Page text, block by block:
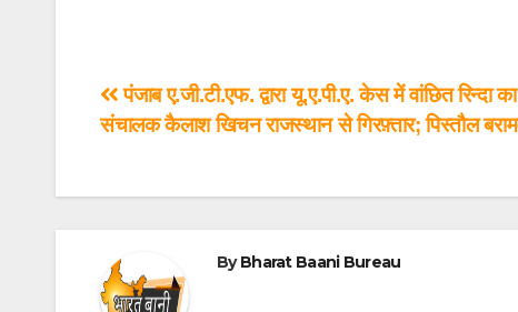
पंजाब ए.जी.टी.एफ. द्वारा यू.ए.पी.ए. केस में वांछित रिन्दा
संचालक कैलाश खिचन राजस्थान से गिरफ़्तार; पिस्तौल
ByBharat Baani Bureau